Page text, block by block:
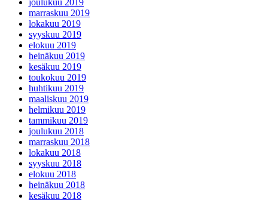
joulukuu 2019
marraskuu 2019
lokakuu 2019
syyskuu 2019
elokuu 2019
heinäkuu 2019
kesäkuu 2019
toukokuu 2019
huhtikuu 2019
maaliskuu 2019
helmikuu 2019
tammikuu 2019
joulukuu 2018
marraskuu 2018
lokakuu 2018
syyskuu 2018
elokuu 2018
heinäkuu 2018
kesäkuu 2018